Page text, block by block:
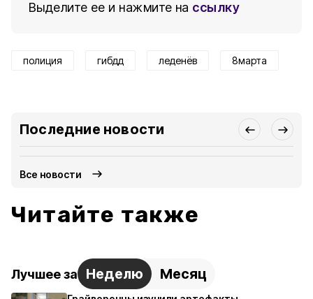
Выделите ее и нажмите на ссылку
полиция гибдд леденёв 8марта
Последние новости
Все новости
Читайте также
Лучшее за Неделю Месяц